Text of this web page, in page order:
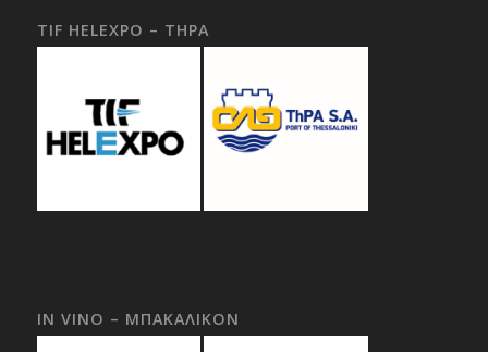
TIF HELEXPO – THPA
IN VINO – ΜΠΑΚΑΛΙΚΟΝ